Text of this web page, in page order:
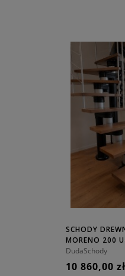
SCHODY
MORENO 200
ELEMENTÓW
DudaSchody
10 860,00 zł